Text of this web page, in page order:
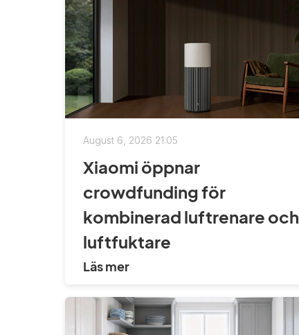
August 6, 2026 21:05
Xiaomi öppnar
crowdfunding för
kombinerad luftrenare och
luftfuktare
Läs mer